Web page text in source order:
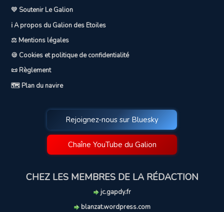
💛 Soutenir Le Galion
ℹ️ A propos du Galion des Etoiles
⚖️ Mentions légales
🍪 Cookies et politique de confidentialité
📜 Règlement
🗺️ Plan du navire
Rejoignez-nous sur Bluesky
Chaîne YouTube du Galion
CHEZ LES MEMBRES DE LA RÉDACTION
jc.gapdy.fr
blanzat.wordpress.com